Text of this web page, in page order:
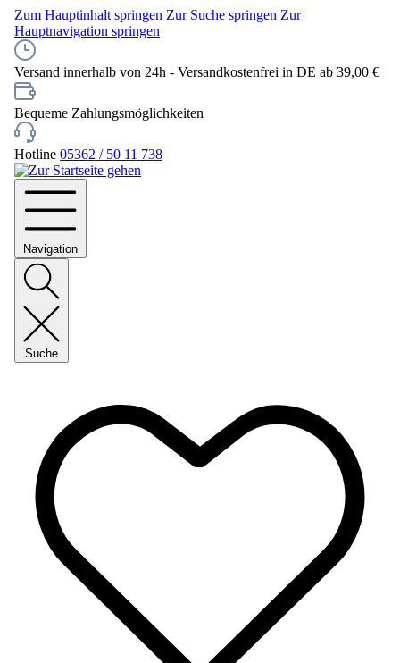
Zum Hauptinhalt springen Zur Suche springen Zur
Hauptnavigation springen
Versand innerhalb von 24h - Versandkostenfrei in DE ab 39,00 €
Bequeme Zahlungsmöglichkeiten
Hotline 05362 / 50 11 738
Navigation
Suche